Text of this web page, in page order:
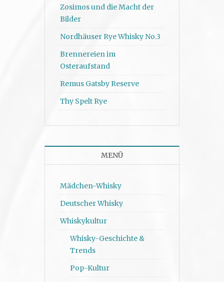
Zosimos und die Macht der
Bilder
Nordhäuser Rye Whisky No.3
Brennereien im
Osteraufstand
Remus Gatsby Reserve
Thy Spelt Rye
MENÜ
Mädchen-Whisky
Deutscher Whisky
Whiskykultur
Whisky-Geschichte &
Trends
Pop-Kultur